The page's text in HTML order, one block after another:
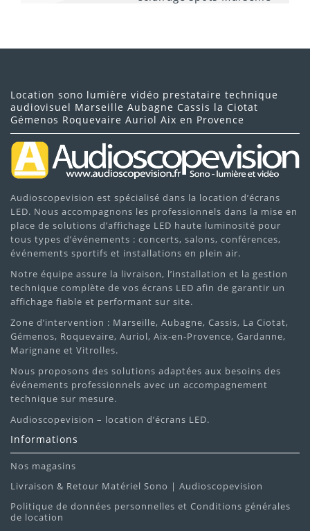
Alimentation: 100-240V avec connecteur C14
verrouillable (sécurité anti-déconnexion).
Location sono lumière vidéo prestataire technique
audiovisuel Marseille Aubagne Cassis la Ciotat
Gémenos Roquevaire Auriol Aix en Provence
Audioscopevision est spécialisé dans la location d’écrans
LED. Nous accompagnons les professionnels dans la mise en
place de solutions d’affichage LED haute luminosité pour
tous types d’événements : concerts, salons, conférences,
événements sportifs et installations en plein air.
Notre équipe assure la livraison, l’installation et la gestion
technique complète de vos écrans LED afin de garantir un
affichage fiable et performant sur site.
Zone d’intervention : Marseille, Aubagne, Cassis, La Ciotat,
Gémenos, Roquevaire, Auriol, Aix-en-Provence, Gardanne,
Marignane et Vitrolles.
Nous proposons des solutions adaptées aux besoins des
événements professionnels avec un accompagnement
technique sur mesure.
Audioscopevision – location d’écrans LED.
Informations
Nos magasins
Livraison & Retour Matériel Sono | Audioscopevision
Politique de données personnelles et Conditions générales
de location